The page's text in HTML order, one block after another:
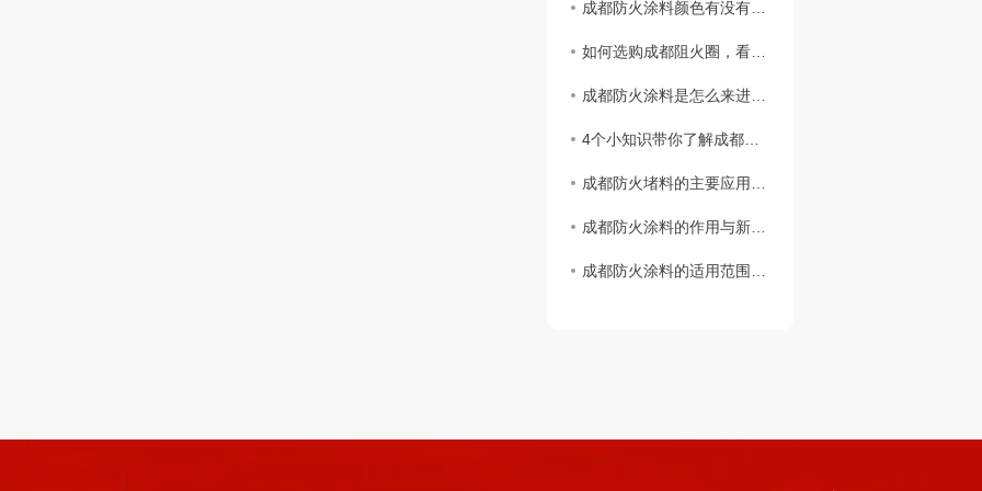
成都防火涂料颜色有没有不同颜色？
如何选购成都阻火圈，看完这篇您就知道啦！
成都防火涂料是怎么来进行施工的
4个小知识带你了解成都阻火圈安装标准
成都防火堵料的主要应用范围
成都防火涂料的作用与新型防火材料
成都防火涂料的适用范围与区分